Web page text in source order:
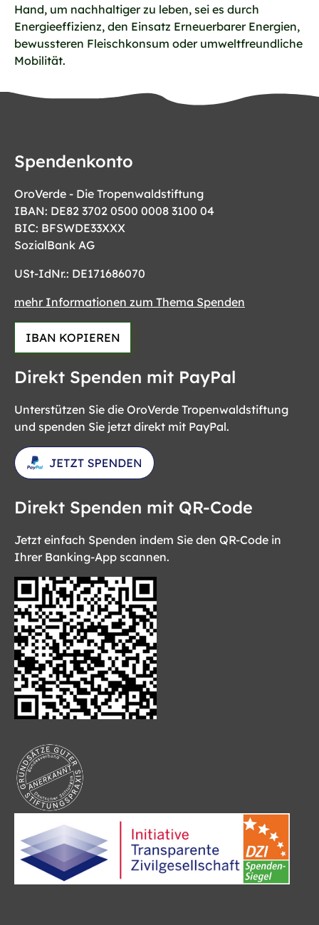
Hand, um nachhaltiger zu leben, sei es durch
Energieeffizienz, den Einsatz Erneuerbarer Energien,
bewussteren Fleischkonsum oder umweltfreundliche
Mobilität.
Spendenkonto
OroVerde - Die Tropenwaldstiftung
IBAN: DE82 3702 0500 0008 3100 04
BIC: BFSWDE33XXX
SozialBank AG
USt-IdNr.: DE171686070
mehr Informationen zum Thema Spenden
IBAN KOPIEREN
Direkt Spenden mit PayPal
Unterstützen Sie die OroVerde Tropenwaldstiftung
und spenden Sie jetzt direkt mit PayPal.
Direkt Spenden mit QR-Code
Jetzt einfach Spenden indem Sie den QR-Code in
Ihrer Banking-App scannen.